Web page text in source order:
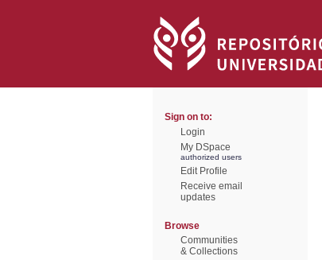
Sign on to:
Login
My DSpace
authorized users
Edit Profile
Receive email
updates
Browse
Communities
& Collections